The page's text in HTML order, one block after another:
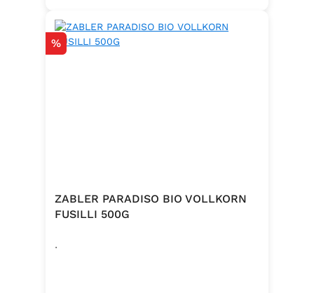
Rabatt
%
ZABLER PARADISO BIO VOLLKORN
FUSILLI 500G
.